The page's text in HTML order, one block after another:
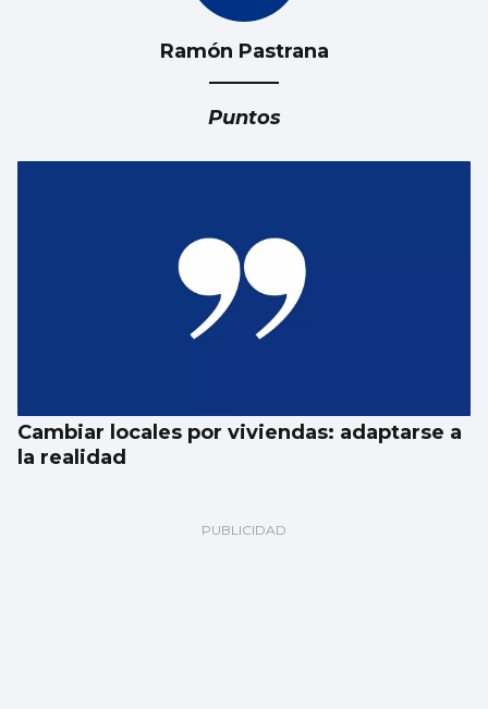
Ramón Pastrana
Puntos
Cambiar locales por viviendas: adaptarse a
la realidad